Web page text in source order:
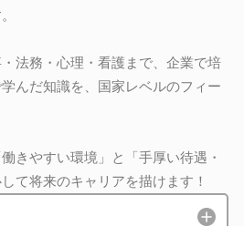
法務・心理・看護まで、企業で培
んだ知識を、国家レベルのフィー
きやすい環境」と「手厚い待遇・
て将来のキャリアを描けます！